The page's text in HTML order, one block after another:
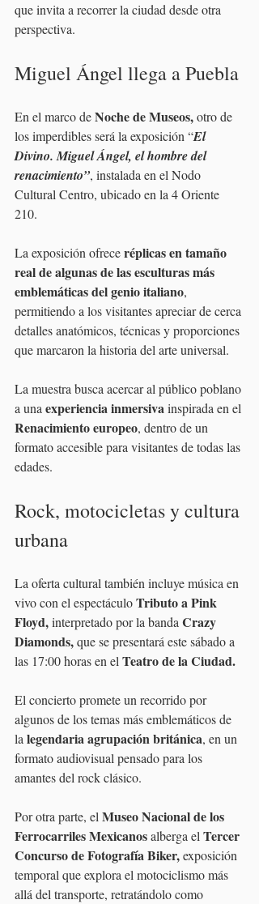
que invita a recorrer la ciudad desde otra
perspectiva.
Miguel Ángel llega a Puebla
En el marco de Noche de Museos, otro de
los imperdibles será la exposición “El
Divino. Miguel Ángel, el hombre del
renacimiento”, instalada en el Nodo
Cultural Centro, ubicado en la 4 Oriente
210.
La exposición ofrece réplicas en tamaño
real de algunas de las esculturas más
emblemáticas del genio italiano,
permitiendo a los visitantes apreciar de cerca
detalles anatómicos, técnicas y proporciones
que marcaron la historia del arte universal.
La muestra busca acercar al público poblano
a una experiencia inmersiva inspirada en el
Renacimiento europeo, dentro de un
formato accesible para visitantes de todas las
edades.
Rock, motocicletas y cultura
urbana
La oferta cultural también incluye música en
vivo con el espectáculo Tributo a Pink
Floyd, interpretado por la banda Crazy
Diamonds, que se presentará este sábado a
las 17:00 horas en el Teatro de la Ciudad.
El concierto promete un recorrido por
algunos de los temas más emblemáticos de
la legendaria agrupación británica, en un
formato audiovisual pensado para los
amantes del rock clásico.
Por otra parte, el Museo Nacional de los
Ferrocarriles Mexicanos alberga el Tercer
Concurso de Fotografía Biker, exposición
temporal que explora el motociclismo más
allá del transporte, retratándolo como